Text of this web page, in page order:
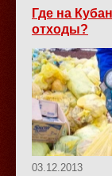
Где на
отходы?
03.12.2013